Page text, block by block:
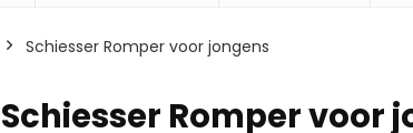
Schiesser Romper voor jongens
Schiesser Romper voor